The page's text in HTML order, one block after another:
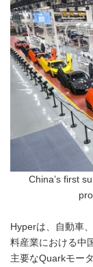
China’s first
Hyperは、自動車
料産業における中
主要なQuarkモー